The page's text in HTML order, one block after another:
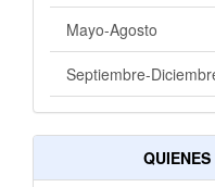
Mayo-Agosto
Septiembre-